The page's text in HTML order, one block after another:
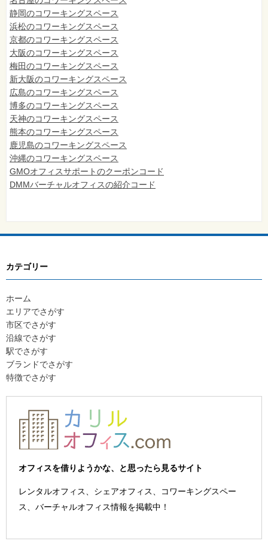
静岡のコワーキングスペース
浜松のコワーキングスペース
京都のコワーキングスペース
大阪のコワーキングスペース
梅田のコワーキングスペース
新大阪のコワーキングスペース
広島のコワーキングスペース
博多のコワーキングスペース
天神のコワーキングスペース
熊本のコワーキングスペース
鹿児島のコワーキングスペース
沖縄のコワーキングスペース
GMOオフィスサポートのクーポンコード
DMMバーチャルオフィスの紹介コード
カテゴリー
ホーム
エリアでさがす
市区でさがす
沿線でさがす
駅でさがす
ブランドでさがす
特徴でさがす
オフィスを借りようかな、と思ったら見るサイト
レンタルオフィス、シェアオフィス、コワーキングスペー
ス、バーチャルオフィス情報を掲載中！